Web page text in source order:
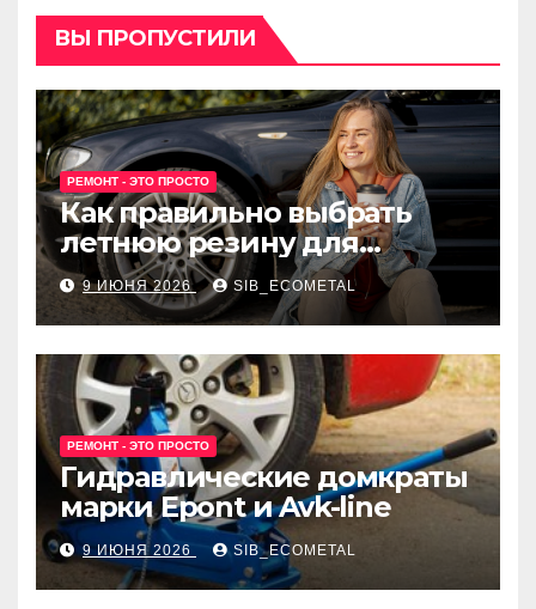
ВЫ ПРОПУСТИЛИ
РЕМОНТ - ЭТО ПРОСТО
Как правильно выбрать
летнюю резину для
машины?
9 ИЮНЯ 2026 SIB_ECOMETAL
РЕМОНТ - ЭТО ПРОСТО
Гидравлические домкраты
марки Epont и Avk-line
9 ИЮНЯ 2026 SIB_ECOMETAL